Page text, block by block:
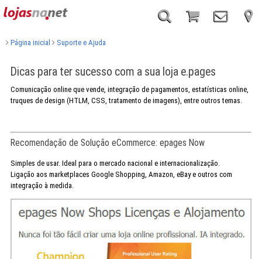
Página inicial Suporte e Ajuda
Dicas para ter sucesso com a sua loja e.pages
Comunicação online que vende, integração de pagamentos, estatísticas online,
truques de design (HTLM, CSS, tratamento de imagens), entre outros temas.
Recomendação de Solução eCommerce: epages Now
Simples de usar. Ideal para o mercado nacional e internacionalização.
Ligação aos marketplaces Google Shopping, Amazon, eBay e outros com
integração à medida.